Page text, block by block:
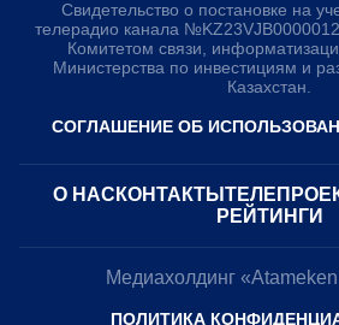
Свидетельство о постановке на
телерадио канала
Комитетом связи,
Министерства по инвестициям и
Казахстан.
СОГЛАШЕНИЕ ОБ
О НАС КОНТАКТЫ
РЕЙТИНГИ
Медиахолдинг
ПОЛИТИКА